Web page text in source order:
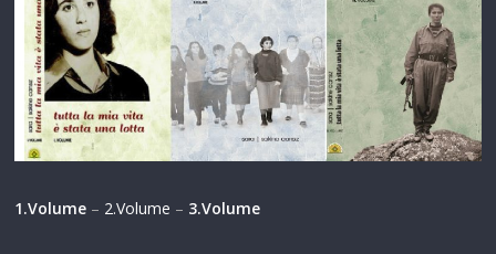
1.Volume – 2.Volume – 3.Volume